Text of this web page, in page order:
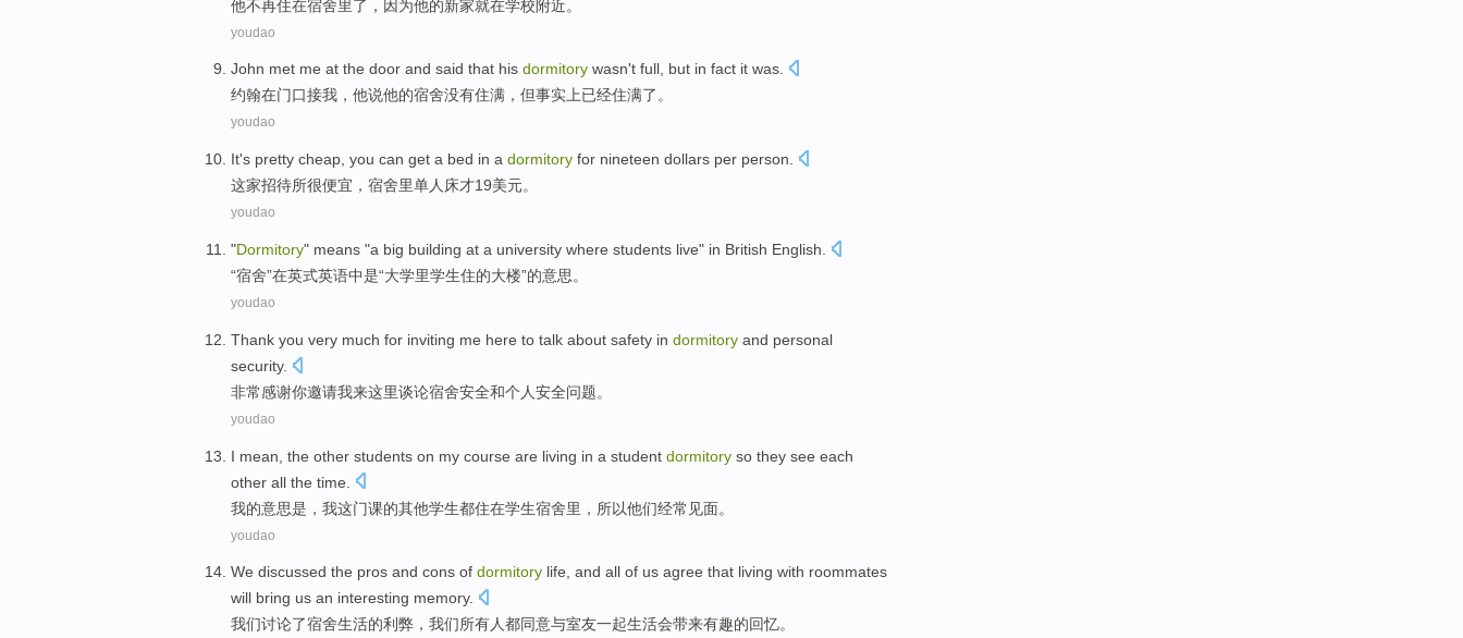
他不再住在宿舍里了 ， 因为他的新家就在学校附近。
youdao
John met me at the door and said that his dormitory wasn't full, but in fact it was.
约翰在门口接我 ， 他说他的宿舍没有住满 ， 但事实上已经住满了。
youdao
It's pretty cheap , you can get a bed in a dormitory for nineteen dollars per person.
这家招待所很便宜 ， 宿舍里单人床才19美元。
youdao
"Dormitory" means "a big building at a university where students live" in British English
“宿舍”在英式英语中是“大学里学生住的大楼”的意思。
youdao
Thank you very much for inviting me here to talk about safety in dormitory and personal
security.
非常感谢你邀请我来这里谈论宿舍安全和个人安全问题。
youdao
I mean the other students on my course are living in a student dormitory so they see each
other all the time.
我的意思是 ， 我这门课的其他学生都住在学生宿舍里 ， 所以他们经常见面。
youdao
We discussed the pros and cons of dormitory life, and all of us agree that living with roommates
will bring us an interesting memory.
我们讨论了宿舍生活的利弊 ，我们所有人都同意与室友一起生活会带来有趣的回忆。